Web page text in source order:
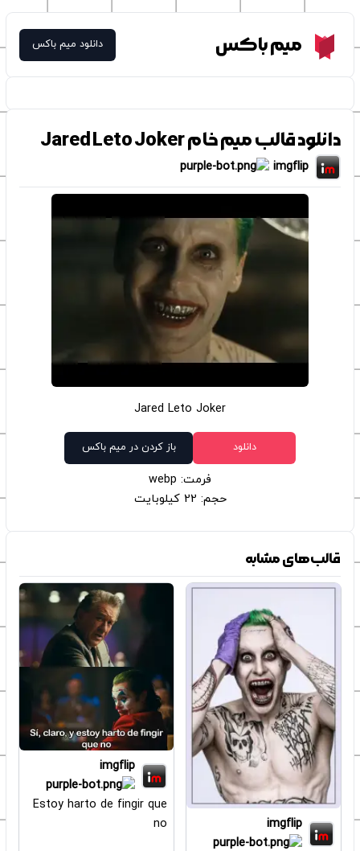
Meme Boxمیم باکس دانلود میم باکس
دانلود قالب میم خام Jared Leto Joker
imgflip
Jared Leto Joker
دانلود باز کردن در میم باکس
فرمت: webp
حجم: 22 کیلوبایت
قالب‌های مشابه
imgflip
imgflip
Estoy harto de fingir que
no